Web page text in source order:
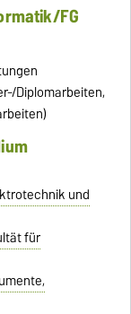
FG
Diplomarbeiten,
und
für